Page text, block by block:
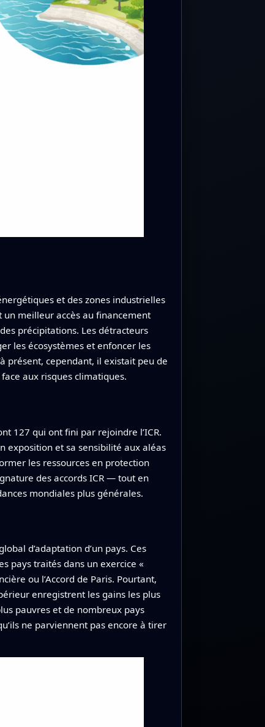
et des zones industrielles
un meilleur accès au financement
précipitations. Les détracteurs
les écosystèmes et enfoncer les
présent, cependant, il existait peu de
aux risques climatiques.
127 qui ont fini par rejoindre l’ICR.
exposition et sa sensibilité aux aléas
les ressources en protection
des accords ICR — tout en
mondiales plus générales.
d’adaptation d’un pays. Ces
pays traités dans un exercice «
ou l’Accord de Paris. Pourtant,
enregistrent les gains les plus
pauvres et de nombreux pays
ne parviennent pas encore à tirer